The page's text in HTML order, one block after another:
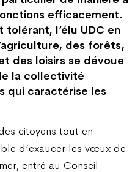
efficacement.
l’élu UDC en
des forêts,
des loisirs se dévoue
la collectivité
qui caractérise les
citoyens tout en
d’exaucer les vœux de
entré au Conseil